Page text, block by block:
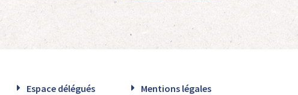
Espace délégués Mentions légales